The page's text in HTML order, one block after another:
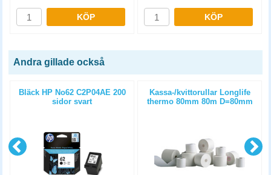
KÖP KÖP
Andra gillade också
Bläck HP No62 C2P04AE 200
sidor svart
Kassa-/kvittorullar Longlife
thermo 80mm 80m D=80mm